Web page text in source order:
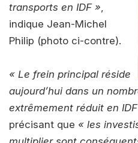
transports en IDF »,
indique Jean-Michel
Philip (photo ci-contre).
« Le frein principal réside
aujourd’hui dans un
extrêmement réduit en
précisant que « les